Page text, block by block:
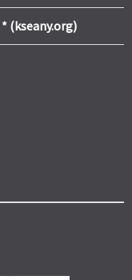
(kseany.org)